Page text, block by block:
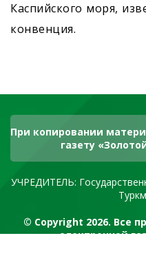
Каспийского моря,
конвенция.
При копировании
газету
УЧРЕДИТЕЛЬ:
© Copyright 2026. Все
электронной